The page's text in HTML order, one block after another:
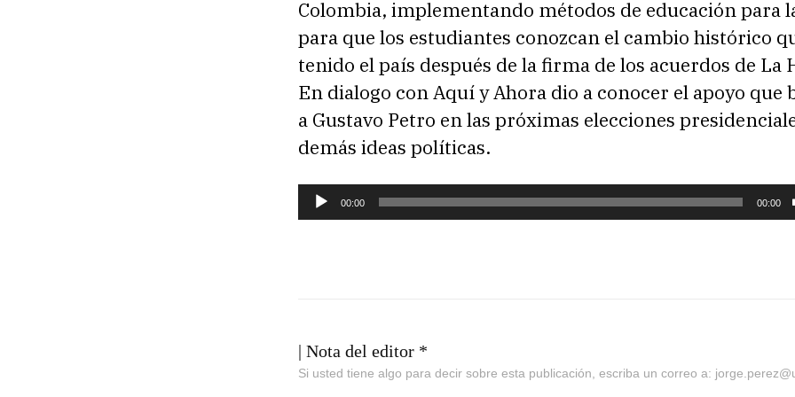
Colombia, implementando métodos de educación para
para que los estudiantes conozcan el cambio histórico
tenido el país después de la firma de los acuerdos de La
En dialogo con Aquí y Ahora dio a conocer el apoyo que
a Gustavo Petro en las próximas elecciones
demás ideas políticas.
e
u
00:00 00:00
| Nota del editor *
Si usted tiene algo para decir sobre esta publicación, escriba un correo a: